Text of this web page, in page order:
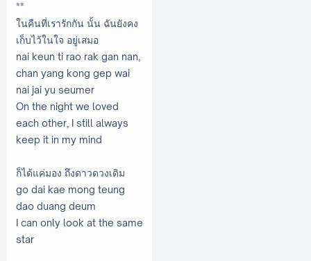
**
ในคืนที่เรารักกัน นั้น ฉันยังคง
เก็บไว้ในใจ อยู่เสมอ
nai keun ti rao rak gan nan,
chan yang kong gep wai
nai jai yu seumer
On the night we loved
each other, I still always
keep it in my mind
ก็ได้แค่มอง ถึงดาวดวงเดิม
go dai kae mong teung
dao duang deum
I can only look at the same
star